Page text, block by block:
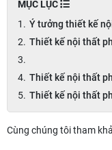
MỤC LỤC
Ý tưởng thiết kế
Thiết kế nội thất
Thiết kế nội thất
Thiết kế nội thất
Cùng chúng tôi tham